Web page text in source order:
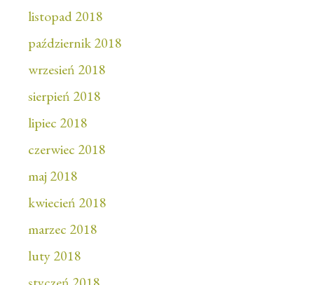
listopad 2018
październik 2018
wrzesień 2018
sierpień 2018
lipiec 2018
czerwiec 2018
maj 2018
kwiecień 2018
marzec 2018
luty 2018